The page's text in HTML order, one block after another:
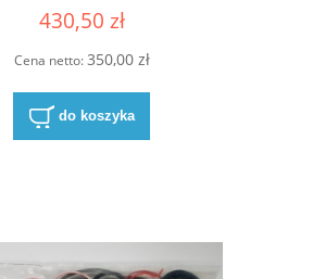
430,50 zł
Cena netto:350,00 zł
do koszyka